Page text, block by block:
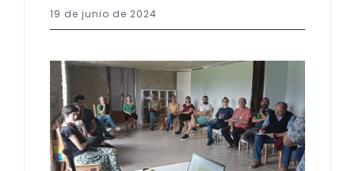
Contacto
Castellano
19 de junio de 2024